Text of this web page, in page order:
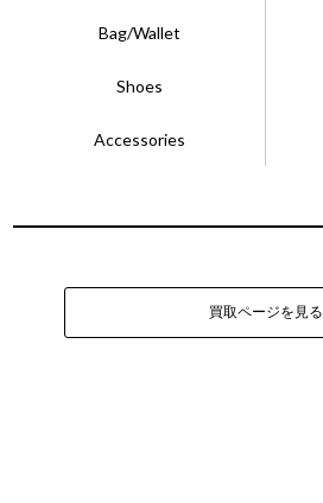
Bag/Wallet
Shoes
Accessories
買取ページを見る